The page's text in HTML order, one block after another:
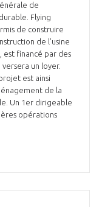
de
Flying
de construire
de l’usine
est financé par des
un loyer.
est ainsi
de la
Un 1er dirigeable
opérations